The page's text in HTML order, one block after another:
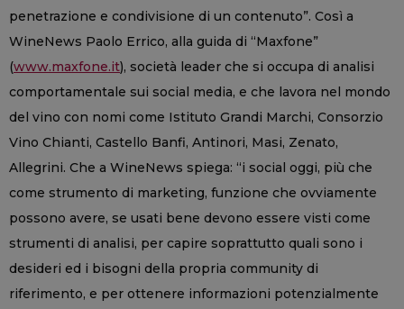
penetrazione e condivisione di un contenuto”. Così a
WineNews Paolo Errico, alla guida di “Maxfone”
(www.maxfone.it), società leader che si occupa di analisi
comportamentale sui social media, e che lavora nel mondo
del vino con nomi come Istituto Grandi Marchi, Consorzio
Vino Chianti, Castello Banfi, Antinori, Masi, Zenato,
Allegrini. Che a WineNews spiega: “i social oggi, più che
come strumento di marketing, funzione che ovviamente
possono avere, se usati bene devono essere visti come
strumenti di analisi, per capire soprattutto quali sono i
desideri ed i bisogni della propria community di
riferimento, e per ottenere informazioni potenzialmente